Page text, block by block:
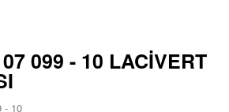
099 - 10 LACIVERT
- 10